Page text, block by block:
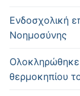
Ενδοσχολική
Νοημοσύνης
θερμοκηπίου